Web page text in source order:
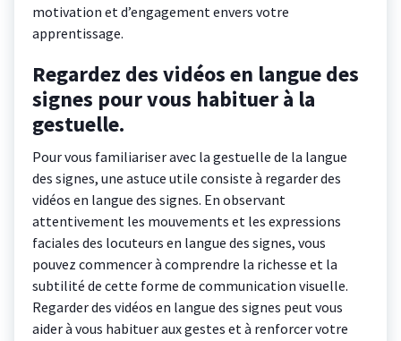
motivation et d’engagement envers votre
apprentissage.
Regardez des vidéos en langue des
signes pour vous habituer à la
gestuelle.
Pour vous familiariser avec la gestuelle de la langue
des signes, une astuce utile consiste à regarder des
vidéos en langue des signes. En observant
attentivement les mouvements et les expressions
faciales des locuteurs en langue des signes, vous
pouvez commencer à comprendre la richesse et la
subtilité de cette forme de communication visuelle.
Regarder des vidéos en langue des signes peut vous
aider à vous habituer aux gestes et à renforcer votre